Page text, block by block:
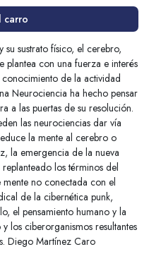
carro
su sustrato físico, el cerebro,
plantea con una fuerza e interés
de la actividad
Neurociencia ha hecho pensar
a las puertas de su resolución.
las neurociencias dar vía
la mente al cerebro o
la emergencia de la nueva
los términos del
no conectada con el
de la cibernética punk,
el pensamiento humano y la
los ciberorganismos resultantes
Diego Martínez Caro